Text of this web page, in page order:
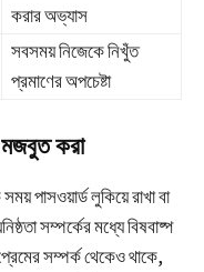
করার অভ্যাস
সবসময় নিজেকে নিখুঁত
প্রমাণের অপচেষ্টা
করা
পাসওয়ার্ড লুকিয়ে রাখা বা
সম্পর্কের মধ্যে বিষবাষ্প
সম্পর্ক থেকেও থাকে,